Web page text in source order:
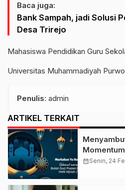
Baca juga:
Bank Sampah, jadi Solusi
Desa Trirejo
Mahasiswa Pendidikan Guru
Universitas Muhammadiyah
Penulis: admin
ARTIKEL TERKAIT
Kehidupan
calendar_monthSenin, 24